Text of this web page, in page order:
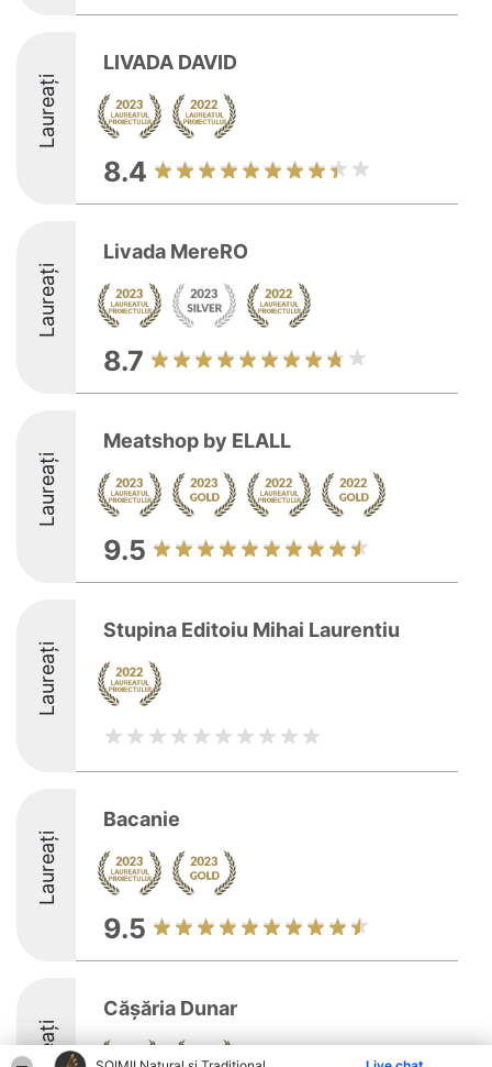
Laureați
LIVADA DAVID
8.4
Laureați
Livada MereRO
8.7
Laureați
Meatshop by ELALL
9.5
Laureați
Stupina Editoiu Mihai Laurentiu
Laureați
Bacanie
9.5
Cășăria Dunar